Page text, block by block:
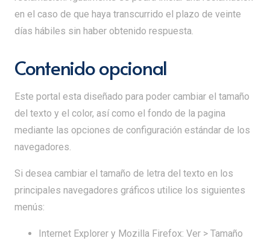
en el caso de que haya transcurrido el plazo de veinte
días hábiles sin haber obtenido respuesta.
Contenido opcional
Este portal esta diseñado para poder cambiar el tamaño
del texto y el color, así como el fondo de la pagina
mediante las opciones de configuración estándar de los
navegadores.
Si desea cambiar el tamaño de letra del texto en los
principales navegadores gráficos utilice los siguientes
menús:
Internet Explorer y Mozilla Firefox: Ver > Tamaño